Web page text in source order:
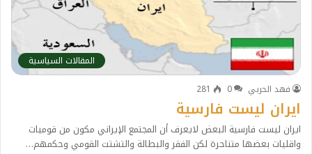
المقالات السياسية
فهد الحربي
0
281
ايران ليست فارسية
ايران ليست فارسية البعض لايعرف أن المجتمع الإيراني مكون من قوميات
واقليات بعضها متناحرة لكن الفقر والبطالة والتشتت القومي وحكمهم…